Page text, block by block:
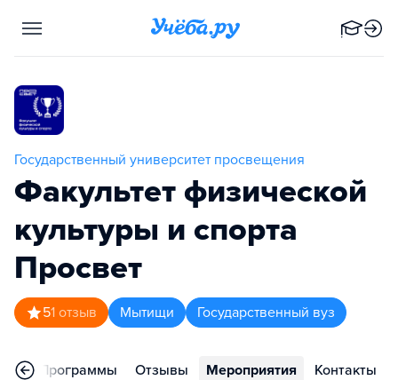
Государственный университет просвещения
Факультет физической
культуры и спорта
Просвет
51 отзыв Мытищи Государственный вуз
Программы Отзывы Мероприятия Контакты